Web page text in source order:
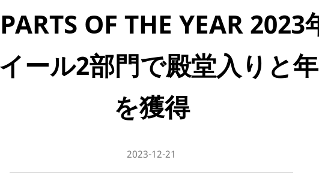
OF THE YEAR 2023
ール2部門で殿堂入りと
を獲得
2023-12-21